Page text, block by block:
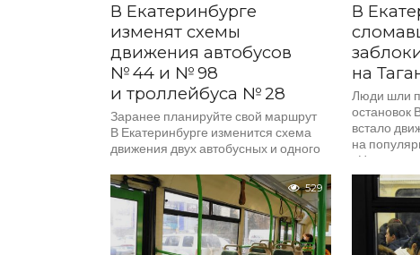
В Екатеринбурге
изменят схемы
движения автобусов
№ 44 и № 98
и троллейбуса № 28
Заранее планируйте свой маршрут
В Екатеринбурге изменится схема
движения двух автобусных и одного
сообщает пресс-служба городской
администрации. Нововведения
затронут автобусы № 44 и № 94,...
В
на
Люди шли
остановок
встало
на
№ 10
на участке...
529